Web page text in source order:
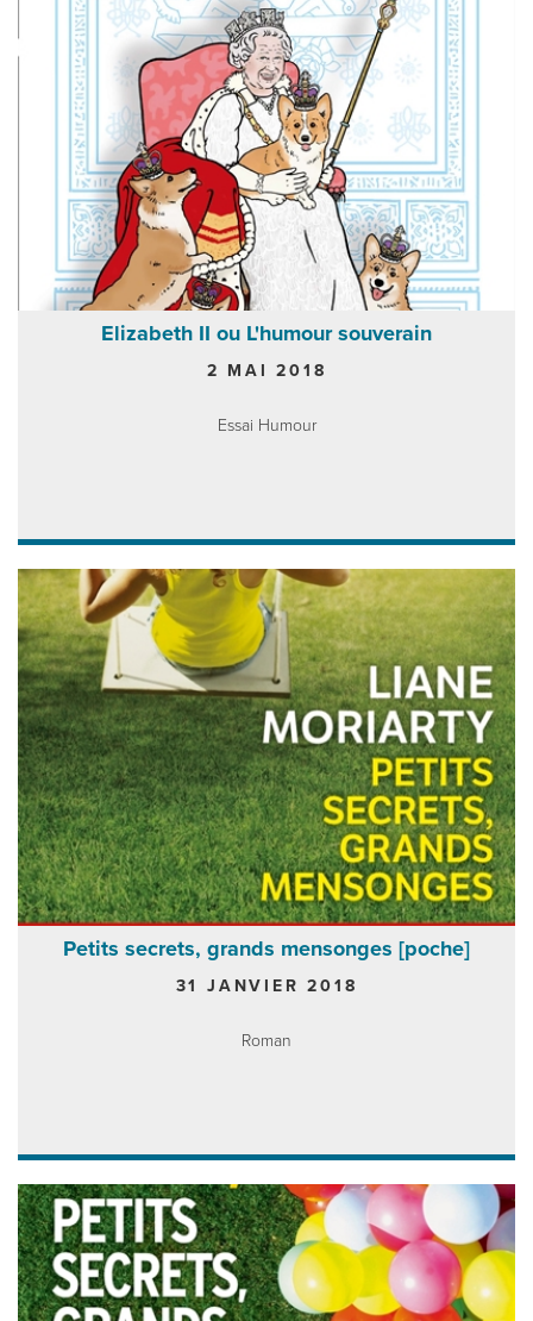
Elizabeth II ou L'humour souverain
2 MAI 2018
Essai Humour
Petits secrets, grands mensonges [poche]
31 JANVIER 2018
Roman